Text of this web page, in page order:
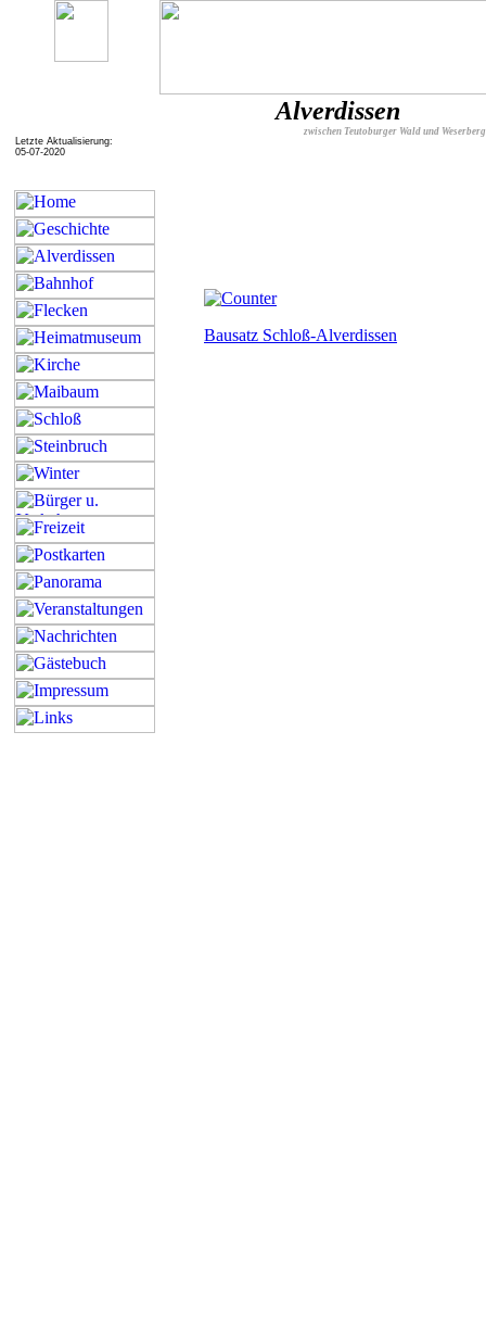
Letzte Aktualisierung:
05-07-2020
Alverdissen
zwischen Teutoburger Wald und
Bausatz Schloß-Alverdissen